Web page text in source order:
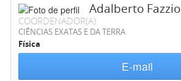
Adalberto Fazzio
COORDENADOR(A)
CIÊNCIAS EXATAS E DA TERRA
Física
E-mail